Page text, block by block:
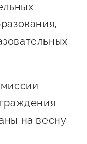
на весну